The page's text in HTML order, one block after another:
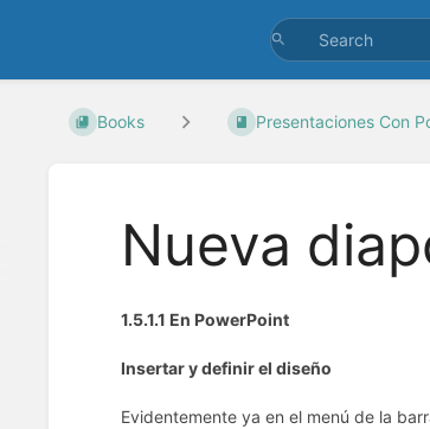
Books Presentaciones Con
Nueva
1.5.1.1 En PowerPoint
Insertar y definir el diseño
Evidentemente ya en el menú de la